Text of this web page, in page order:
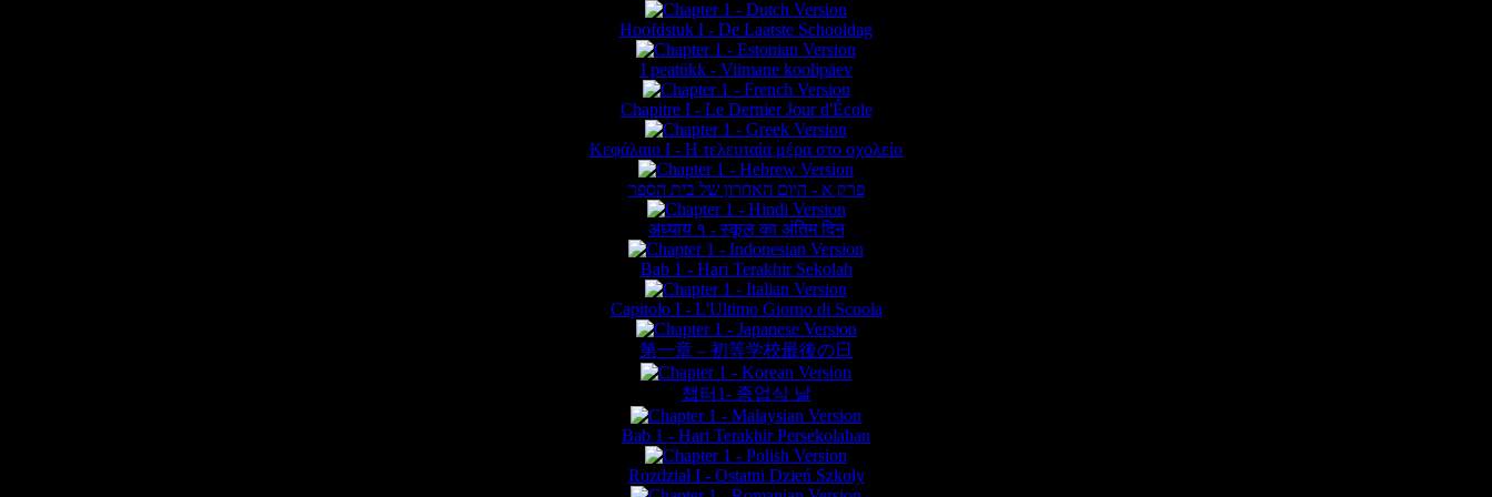
Hoofdstuk I - De Laatste Schooldag
I peatükk - Viimane koolipäev
Chapitre I - Le Dernier Jour d'École
Κεφάλαιο Ι - Η τελευταία μέρα στο σχολείο
פרק א - היום האחרון של בית הספר
अध्याय १ - स्कूल का अंतिम दिन
Bab 1 - Hari Terakhir Sekolah
Capitolo I - L'Ultimo Giorno di Scuola
第一章 – 初等学校最後の日
챕터1- 종업식 날
Bab 1 - Hari Terakhir Persekolahan
Rozdział I - Ostatni Dzień Szkoły